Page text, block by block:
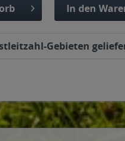
In den
Gebieten